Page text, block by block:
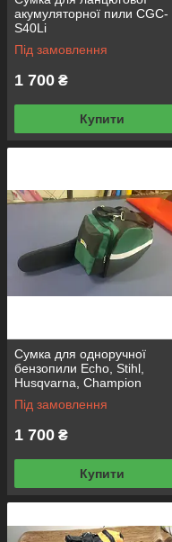
акумуляторної пили CGC-
S40Li
Під замовлення
1 700 ₴
Купити
Сумка для одноручної
бензопили Echo, Stihl,
Husqvarna, Champion
Під замовлення
1 700 ₴
Купити